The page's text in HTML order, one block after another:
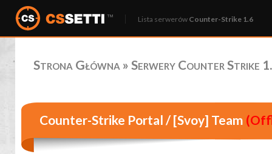
Lista serwerów Counter-Strike 1.6
Strona Główna » Serwery Counter Strike
Counter-Strike Portal / [Svoy] Team